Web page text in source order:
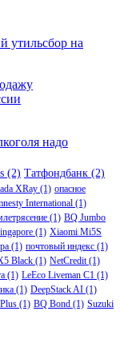
утильсбор на
надо
(2) Татфондбанк (2)
XRay (1) опасное
International (1)
(1) BQ Jumbo
(1) Xiaomi Mi5S
(1) почтовый индекс (1)
Black (1) NetCredit(1)
(1) LeEco Liveman C1 (1)
(1) DeepStack AI (1)
(1) BQ Bond (1) Suzuki